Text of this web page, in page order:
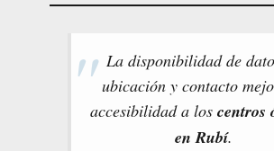
La disponibilidad de
ubicación y contacto
accesibilidad a los centros
en Rubí.